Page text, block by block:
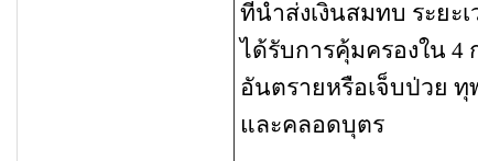
ที่นำส่งเงินสมทบ ระยะ
ได้รับการคุ้มครองใน
อันตรายหรือเจ็บป่วย
และคลอดบุตร